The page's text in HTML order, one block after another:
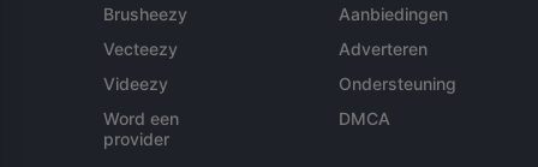
Brusheezy
Vecteezy
Videezy
Word een
provider
Aanbiedingen
Adverteren
Ondersteuning
DMCA